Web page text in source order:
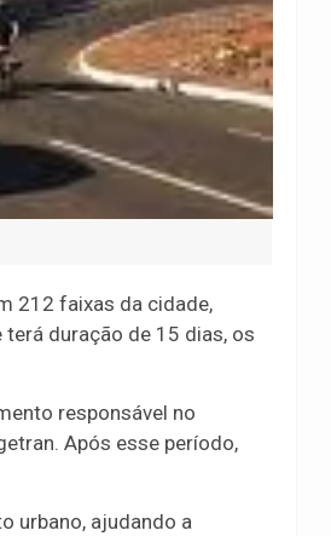
212 faixas da cidade,
duração de 15 dias, os
responsável no
Após esse período,
urbano, ajudando a